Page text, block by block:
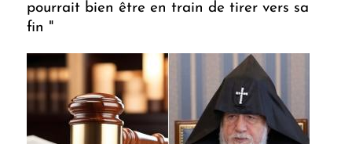
pourrait bien être en train de tirer vers sa
fin "